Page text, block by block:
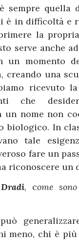
sempre quella
è in difficoltà e
la
serve anche
un momento
creando una
ricevuto
che
un nome non
biologico. In
tale
fare un
riconoscere un
, come
meno, chi è